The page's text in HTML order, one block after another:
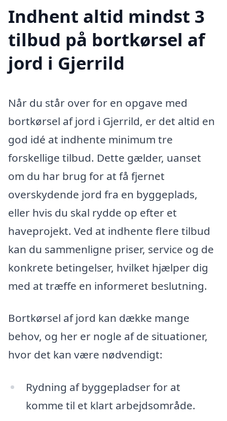
Indhent altid mindst 3
tilbud på bortkørsel af
jord i Gjerrild
Når du står over for en opgave med
bortkørsel af jord i Gjerrild, er det altid en
god idé at indhente minimum tre
forskellige tilbud. Dette gælder, uanset
om du har brug for at få fjernet
overskydende jord fra en byggeplads,
eller hvis du skal rydde op efter et
haveprojekt. Ved at indhente flere tilbud
kan du sammenligne priser, service og de
konkrete betingelser, hvilket hjælper dig
med at træffe en informeret beslutning.
Bortkørsel af jord kan dække mange
behov, og her er nogle af de situationer,
hvor det kan være nødvendigt:
Rydning af byggepladser for at
komme til et klart arbejdsområde.